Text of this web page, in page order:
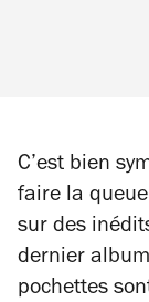
C’est bien
faire la
sur des
dernier
pochettes